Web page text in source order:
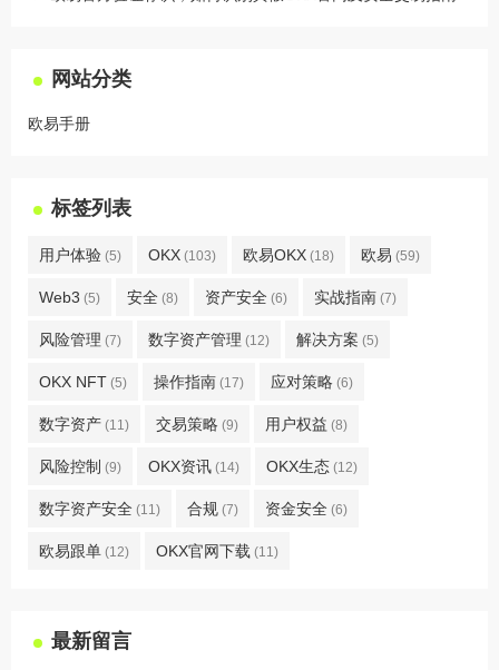
网站分类
欧易手册
标签列表
用户体验 (5) OKX (103) 欧易OKX (18) 欧易 (59)
Web3 (5) 安全 (8) 资产安全 (6) 实战指南 (7)
风险管理 (7) 数字资产管理 (12) 解决方案 (5)
OKX NFT (5) 操作指南 (17) 应对策略 (6)
数字资产 (11) 交易策略 (9) 用户权益 (8)
风险控制 (9) OKX资讯 (14) OKX生态 (12)
数字资产安全 (11) 合规 (7) 资金安全 (6)
欧易跟单 (12) OKX官网下载 (11)
最新留言